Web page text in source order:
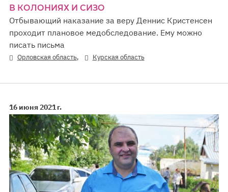
В КОЛОНИЯХ И СИЗО
Отбывающий наказание за веру Деннис Кристенсен
проходит плановое медобследование. Ему можно
писать письма
Орловская область, Курская область
16 июня 2021 г.